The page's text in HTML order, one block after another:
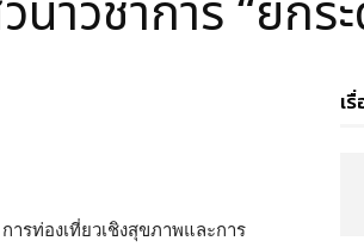
รท่องเที่ยวเชิงสุขภาพและการ
เ